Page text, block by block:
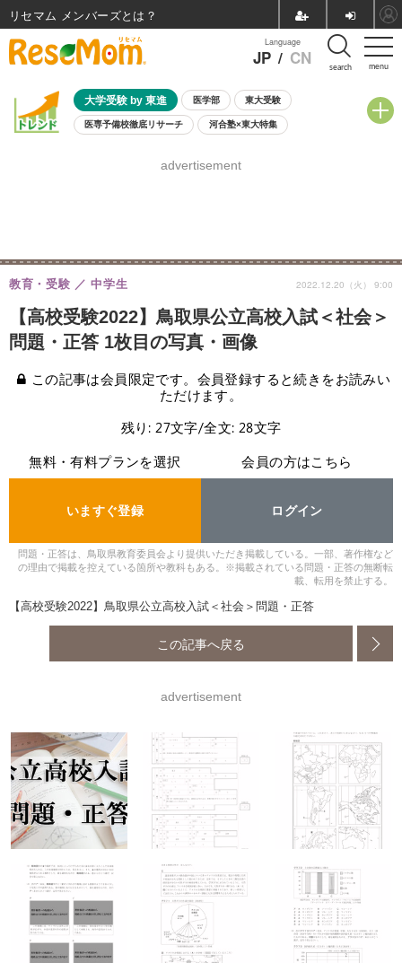
menu
Language
JP / CN search
大学受験 by 東進 医学部 東大受験
医専予備校徹底リサーチ 河合塾×東大特集
8月開催学校説明会・相談会
advertisement
【高校受験2022】鳥取県公立高校入試＜社会＞
問題・正答 1枚目の写真・画像
教育・受験 中学生 2022.12.20（火） 9:00
この記事は会員限定です。会員登録すると続きをお読みい
ただけます。
残り: 27文字/全文: 28文字
無料・有料プランを選択
いますぐ登録
会員の方はこちら
ログイン
問題・正答は、鳥取県教育委員会より提供いただき掲載している。一部、著作権など
の理由で掲載を控えている箇所や教科もある。※掲載されている問題・正答の無断転
載、転用を禁止する。
【高校受験2022】鳥取県公立高校入試＜社会＞問題・正答
この記事へ戻る
advertisement
リセマム メンバーズ